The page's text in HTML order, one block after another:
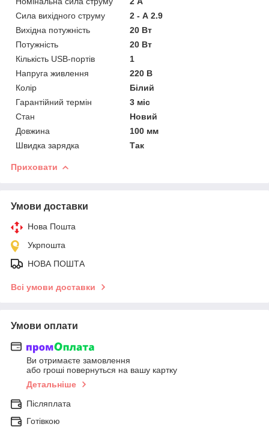
Сила вихідного струму
2 - А 2.9
Вихідна потужність
20 Вт
Потужність
20 Вт
Кількість USB-портів
1
Напруга живлення
220 В
Колір
Білий
Гарантійний термін
3 міс
Стан
Новий
Довжина
100 мм
Швидка зарядка
Так
Приховати
Умови доставки
Нова Пошта
Укрпошта
НОВА ПОШТА
Всі умови доставки
Умови оплати
Ви отримаєте замовлення
або гроші повернуться на вашу картку
Детальніше
Післяплата
Готівкою